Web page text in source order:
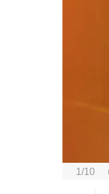
1/10